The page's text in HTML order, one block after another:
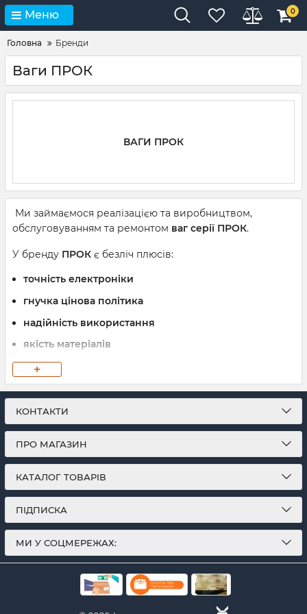
Меню 0
Головна Бренди
Ваги ПРОК
ВАГИ ПРОК
Ми займаємося реалізацією та виробництвом,
обслуговуванням та ремонтом ваг серії ПРОК.
У бренду ПРОК є безліч плюсів:
точність електроніки
гнучка цінова політика
надійність використання
якість матеріалів
міцність
практичність та мобільність моделей.
Тільки на сайті Bestves.com.ua оригінальна
продукціявагового обладнання ПРОК.
+
КОНТАКТИ
ПРО МАГАЗИН
КАТАЛОГ ТОВАРІВ
ПІДПИСКА
МИ У СОЦМЕРЕЖАХ: